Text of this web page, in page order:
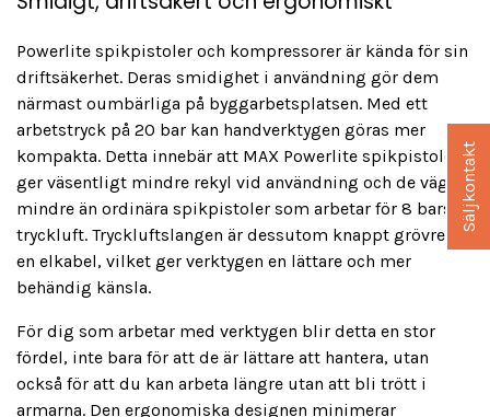
Powerlite spikpistoler och kompressorer är kända för sin
driftsäkerhet. Deras smidighet i användning gör dem
närmast oumbärliga på byggarbetsplatsen. Med ett
arbetstryck på 20 bar kan handverktygen göras mer
kompakta. Detta innebär att MAX Powerlite spikpistoler
ger väsentligt mindre rekyl vid användning och de väger
mindre än ordinära spikpistoler som arbetar för 8 bars
tryckluft. Tryckluftslangen är dessutom knappt grövre än
en elkabel, vilket ger verktygen en lättare och mer
behändig känsla.
För dig som arbetar med verktygen blir detta en stor
fördel, inte bara för att de är lättare att hantera, utan
också för att du kan arbeta längre utan att bli trött i
armarna. Den ergonomiska designen minimerar
Säljkontakt